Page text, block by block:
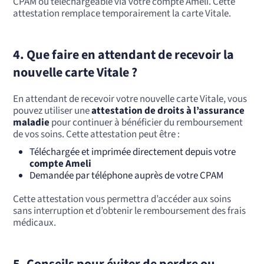
attestation remplace temporairement la carte Vitale.
4. Que faire en attendant de recevoir la
nouvelle carte Vitale ?
En attendant de recevoir votre nouvelle carte Vitale, vous
pouvez utiliser uneattestation de droits à l’assurance
maladiepour continuer à bénéficier du remboursement
de vos soins. Cette attestation peut être :
Téléchargée et imprimée directement depuis votre
compte Ameli
Demandée par téléphone auprès de votre CPAM
Cette attestation vous permettra d’accéder aux soins
sans interruption et d’obtenir le remboursement des frais
médicaux.